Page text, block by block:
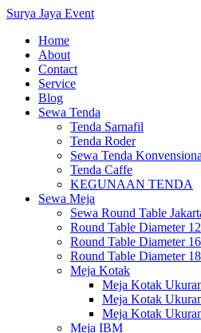
Surya Jaya Event
Home
About
Contact
Service
Blog
Sewa Tenda
Tenda Sarnafil
Tenda Roder
Sewa Tenda
Tenda Caffe
KEGUNAAN TENDA
Sewa Meja
Sewa Round Table
Round Table Diameter
Round Table Diameter
Round Table Diameter
Meja Kotak
Meja Kotak
Meja Kotak
Meja Kotak
Meja IBM